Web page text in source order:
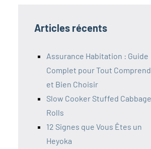
Articles récents
Assurance Habitation : Guide
Complet pour Tout
et Bien Choisir
Slow Cooker Stuffed Cabbage
Rolls
12 Signes que Vous Êtes un
Heyoka